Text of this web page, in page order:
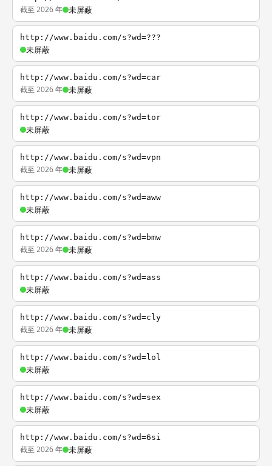
截至 2026 年 未屏蔽
http://www.baidu.com/s?wd=???
未屏蔽
http://www.baidu.com/s?wd=car
截至 2026 年 未屏蔽
http://www.baidu.com/s?wd=tor
未屏蔽
http://www.baidu.com/s?wd=vpn
截至 2026 年 未屏蔽
http://www.baidu.com/s?wd=aww
未屏蔽
http://www.baidu.com/s?wd=bmw
截至 2026 年 未屏蔽
http://www.baidu.com/s?wd=ass
未屏蔽
http://www.baidu.com/s?wd=cly
截至 2026 年 未屏蔽
http://www.baidu.com/s?wd=lol
未屏蔽
http://www.baidu.com/s?wd=sex
未屏蔽
http://www.baidu.com/s?wd=6si
截至 2026 年 未屏蔽